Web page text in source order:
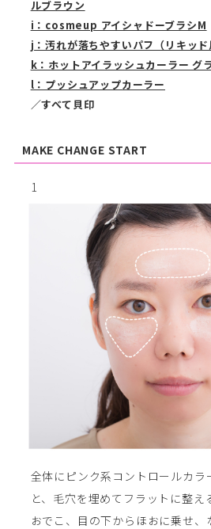
ルブラウン
i：cosmeup アイシャドーブラシM
j：汚れが落ちやすいパフ（リキッ
k：ホットアイラッシュカーラー グ
l：プッシュアップカーラー
／すべて貝印
MAKE CHANGE START
1
全体にピンク系コントロールカラ
と、毛穴を埋めてフラットに整え
おでこ、目の下からほおに乗せ、